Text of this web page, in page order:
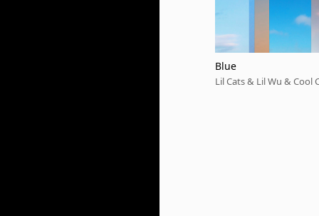
Blue
Lil Cats & Lil Wu & Cool